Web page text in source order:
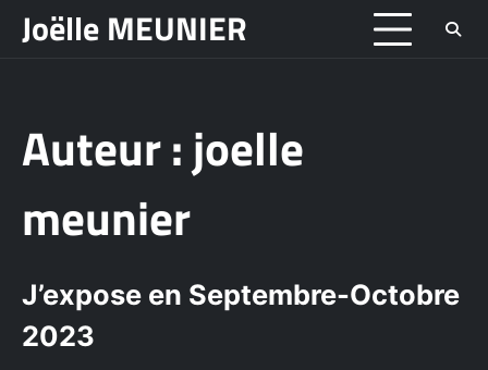
SkipJoëlle MEUNIER
Auteur :joelle
meunier
J’expose en Septembre-Octobre
2023